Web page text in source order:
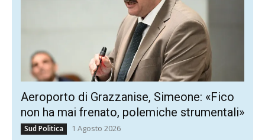
Aeroporto di Grazzanise, Simeone: «Fico
non ha mai frenato, polemiche strumentali»
Sud Politica 1 Agosto 2026